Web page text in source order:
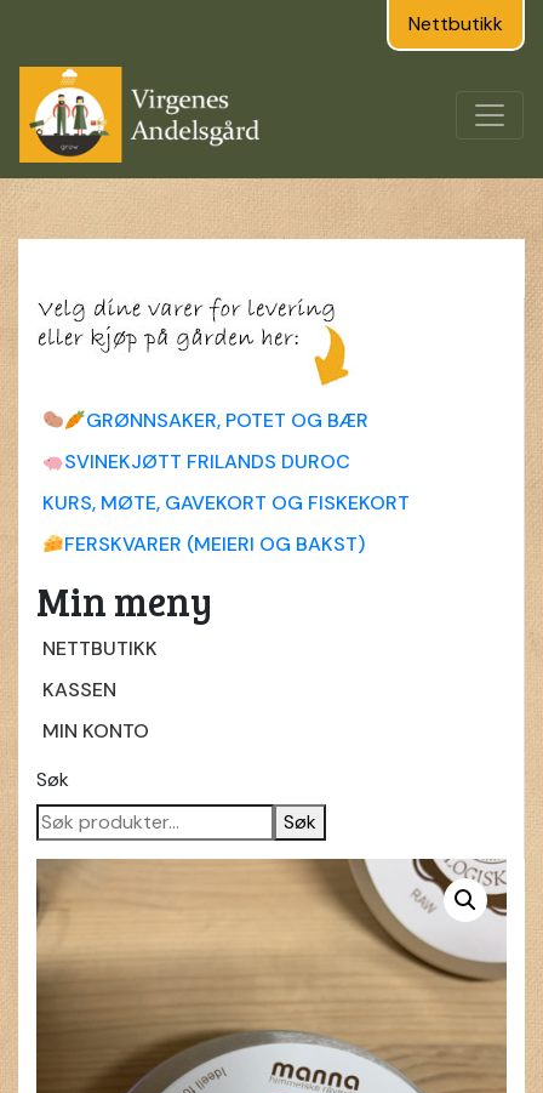
Nettbutikk
GRØNNSAKER, POTET OG BÆR
SVINEKJØTT FRILANDS DUROC
KURS, MØTE, GAVEKORT OG FISKEKORT
FERSKVARER (MEIERI OG BAKST)
Min meny
NETTBUTIKK
KASSEN
MIN KONTO
Søk
Søk